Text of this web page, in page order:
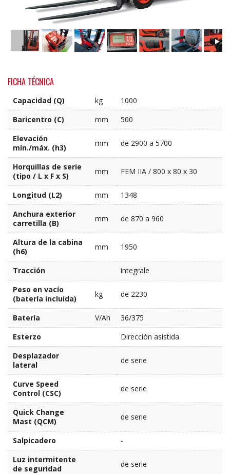
FICHA TÉCNICA
Capacidad (Q) kg
1000
Baricentro (C)
mm
500
Elevación
mín./máx. (h3)
mm de 2900 a 5700
Horquillas de serie
(tipo / L x F x S)
mm FEM IIA / 800 x 80 x 30
Longitud (L2) mm
1348
Anchura exterior
carretilla (B)
mm de 870 a 960
Altura de la cabina
(h6)
mm 1950
Tracción
integrale
Peso en vacío
(batería incluida)
kg de 2230
Batería V/Ah
36/375
Esterzo
Dirección asistida
Desplazador
lateral
de serie
Curve Speed
Control (CSC)
de serie
Quick Change
Mast (QCM)
de serie
Salpicadero
-
Luz intermitente
de seguridad
de serie